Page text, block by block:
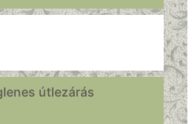
útlezárás